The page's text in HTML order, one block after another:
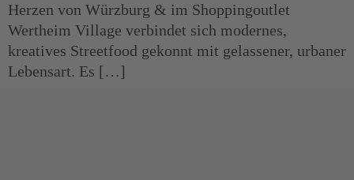
Herzen von Würzburg & im Shoppingoutlet
Wertheim Village verbindet sich modernes,
kreatives Streetfood gekonnt mit gelassener, urbaner
Lebensart. Es […]